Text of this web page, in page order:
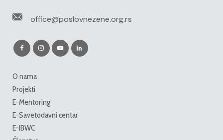
office@poslovnezene.org.rs
O nama
Projekti
E-Mentoring
E-Savetodavni centar
E-IBWC